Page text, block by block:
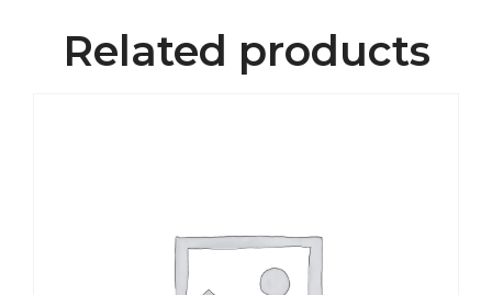
Related products